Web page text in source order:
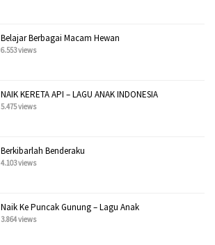
Belajar Berbagai Macam Hewan
6.553 views
NAIK KERETA API – LAGU ANAK INDONESIA
5.475 views
Berkibarlah Benderaku
4.103 views
Naik Ke Puncak Gunung – Lagu Anak
3.864 views